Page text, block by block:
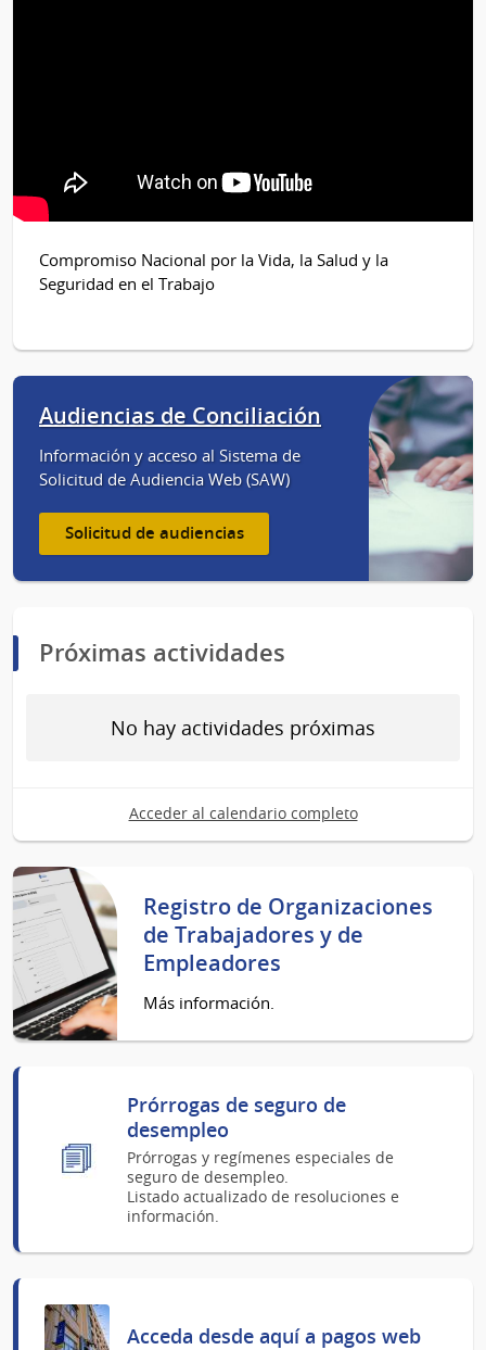
Compromiso Nacional por la Vida, la Salud y la
Seguridad en el Trabajo
Audiencias de Conciliación
Información y acceso al Sistema de
Solicitud de Audiencia Web (SAW)
Solicitud de audiencias
Próximas actividades
No hay actividades próximas
Acceder al calendario completo
Registro de Organizaciones
de Trabajadores y de
Empleadores
Más información.
Prórrogas de seguro de
desempleo
Prórrogas y regímenes especiales de
seguro de desempleo.
Listado actualizado de resoluciones e
información.
Acceda desde aquí a pagos web